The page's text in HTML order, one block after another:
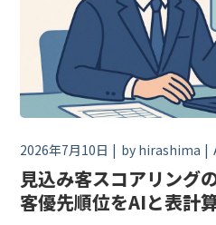
2026年7月10日 by hirashima
見込み客スコアリング
客優先順位をAIと表計